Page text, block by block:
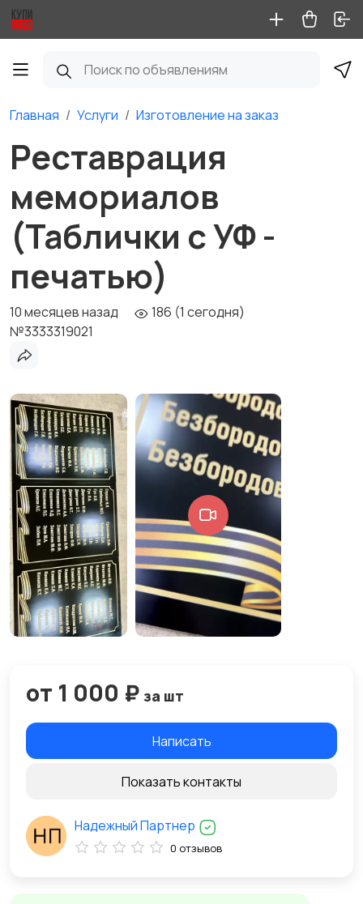
Главная Услуги Изготовление на заказ
Реставрация
мемориалов
(Таблички с УФ -
печатью)
10 месяцев назад
186 (1 сегодня)
№3333319021
от 1 000 ₽ за шт
Написать
Показать контакты
Надежный Партнер
0 отзывов